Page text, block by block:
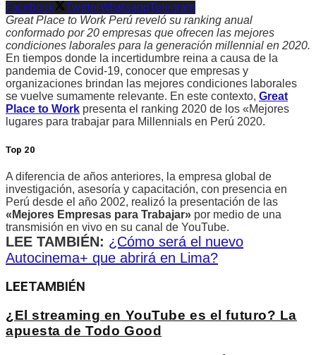
Facebook TwitterWhatsappTelegram
Great Place to Work Perú reveló su ranking anual
conformado por 20 empresas que ofrecen las mejores
condiciones laborales para la generación millennial en 2020.
En tiempos donde la incertidumbre reina a causa de la
pandemia de Covid-19, conocer que empresas y
organizaciones brindan las mejores condiciones laborales
se vuelve sumamente relevante. En este contexto, Great
Place to Work presenta el ranking 2020 de los «Mejores
lugares para trabajar para Millennials en Perú 2020.
Top 20
A diferencia de años anteriores, la empresa global de
investigación, asesoría y capacitación, con presencia en
Perú desde el año 2002, realizó la presentación de las
«Mejores Empresas para Trabajar» por medio de una
transmisión en vivo en su canal de YouTube.
LEE TAMBIÉN: ¿Cómo será el nuevo
Autocinema+ que abrirá en Lima?
LEETAMBIÉN
¿El streaming en YouTube es el futuro? La
apuesta de Todo Good